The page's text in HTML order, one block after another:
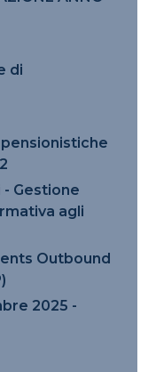
di
- Gestione
agli
Outbound
2025 -